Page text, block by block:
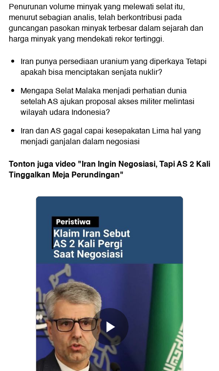
Penurunan volume minyak yang melewati selat itu,
menurut sebagian analis, telah berkontribusi pada
guncangan pasokan minyak terbesar dalam sejarah dan
harga minyak yang mendekati rekor tertinggi.
Iran punya persediaan uranium yang diperkaya Tetapi
apakah bisa menciptakan senjata nuklir?
Mengapa Selat Malaka menjadi perhatian dunia
setelah AS ajukan proposal akses militer melintasi
wilayah udara Indonesia?
Iran dan AS gagal capai kesepakatan Lima hal yang
menjadi ganjalan dalam negosiasi
Tonton juga video "Iran Ingin Negosiasi, Tapi AS 2 Kali
Tinggalkan Meja Perundingan"